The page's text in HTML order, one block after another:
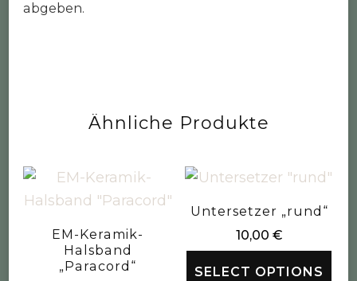
abgeben.
Ähnliche Produkte
EM-Keramik-
Halsband
„Paracord“
Untersetzer „rund“
10,00 €
SELECT OPTIONS